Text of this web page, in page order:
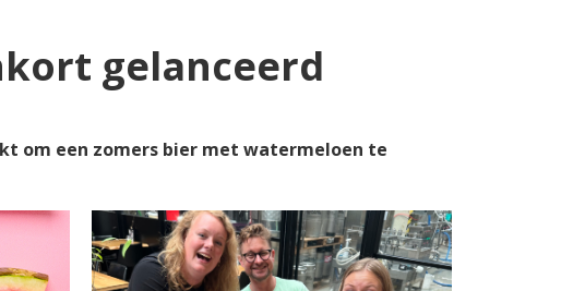
gelanceerd
om een zomers bier met watermeloen te